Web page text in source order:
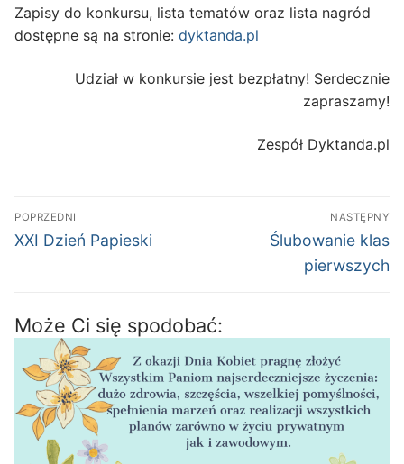
Zapisy do konkursu, lista tematów oraz lista nagród
dostępne są na stronie: dyktanda.pl
Udział w konkursie jest bezpłatny! Serdecznie
zapraszamy!
Zespół Dyktanda.pl
Nawigacja
wpisu
POPRZEDNI
Poprzedni
XXI Dzień Papieski
NASTĘPNY
Następny
Ślubowanie klas
pierwszych
Może Ci się spodobać: